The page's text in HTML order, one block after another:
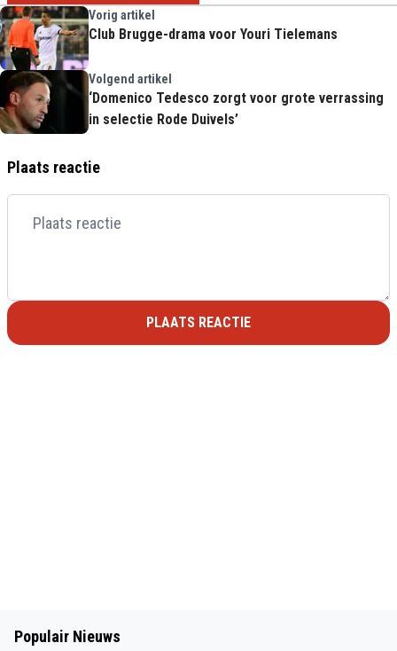
Vorig artikel
Club Brugge-drama voor Youri Tielemans
Volgend artikel
‘Domenico Tedesco zorgt voor grote verrassing
in selectie Rode Duivels’
Plaats reactie
PLAATS REACTIE
Populair Nieuws